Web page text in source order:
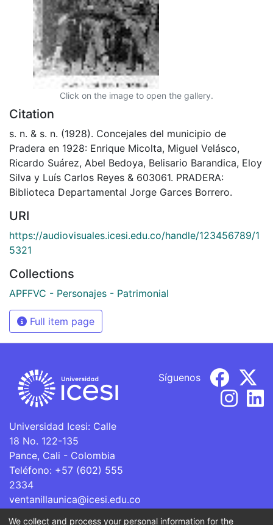
Click on the image to open the gallery.
Citation
s. n. & s. n. (1928). Concejales del municipio de
Pradera en 1928: Enrique Micolta, Miguel Velásco,
Ricardo Suárez, Abel Bedoya, Belisario Barandica, Eloy
Silva y Luís Carlos Reyes & 603061. PRADERA:
Biblioteca Departamental Jorge Garces Borrero.
URI
https://audiovisuales.icesi.edu.co/handle/123456789/1
5321
Collections
APFFVC - Personajes - Patrimonial
Full item page
Universidad Icesi: Calle
18 No. 122-135
Pance, Cali - Colombia
Teléfono: +57 (602) 555
2334
ventanillaunica@icesi.edu.co
Síguenos
We collect and process your personal information for the